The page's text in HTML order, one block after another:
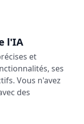
l'IA
et
ses
Vous n'avez
des